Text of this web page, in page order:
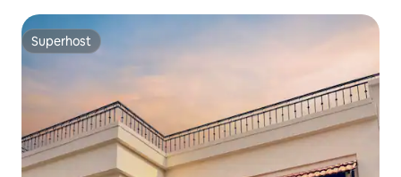
Superhost
Superhost